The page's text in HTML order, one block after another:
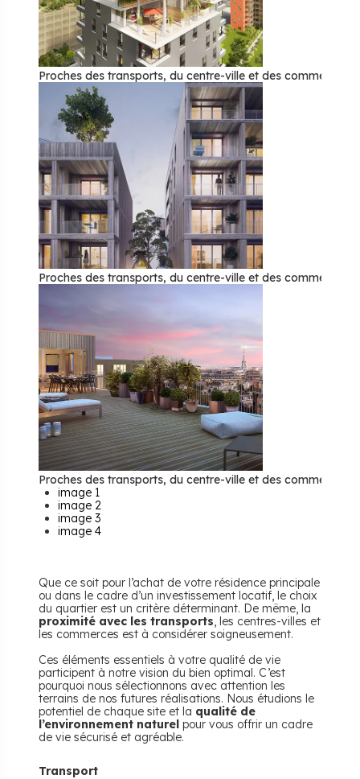
Proches des transports, du centre-ville et des
Proches des transports, du centre-ville et des
Proches des transports, du centre-ville et des
image 1
image 2
image 3
image 4
Que ce soit pour l’achat de votre résidence principale
ou dans le cadre d’un investissement locatif, le choix
du quartier est un critère déterminant. De même, la
proximité avec les transports, les centres-villes et
les commerces est à considérer soigneusement.
Ces éléments essentiels à votre qualité de vie
participent à notre vision du bien optimal. C’est
pourquoi nous sélectionnons avec attention les
terrains de nos futures réalisations. Nous étudions le
potentiel de chaque site et la qualité de
l’environnement naturel pour vous offrir un cadre
de vie sécurisé et agréable.
Transport